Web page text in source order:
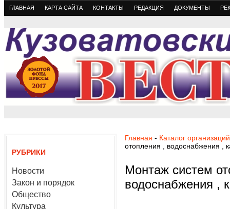
ГЛАВНАЯ КАРТА САЙТА КОНТАКТЫ РЕДАКЦИЯ ДОКУМЕНТЫ
РУБРИКИ
Новости
Закон и порядок
Общество
Культура
Главная - Каталог организаций
отопления , водоснабжения ,
Монтаж систем
водоснабжения ,